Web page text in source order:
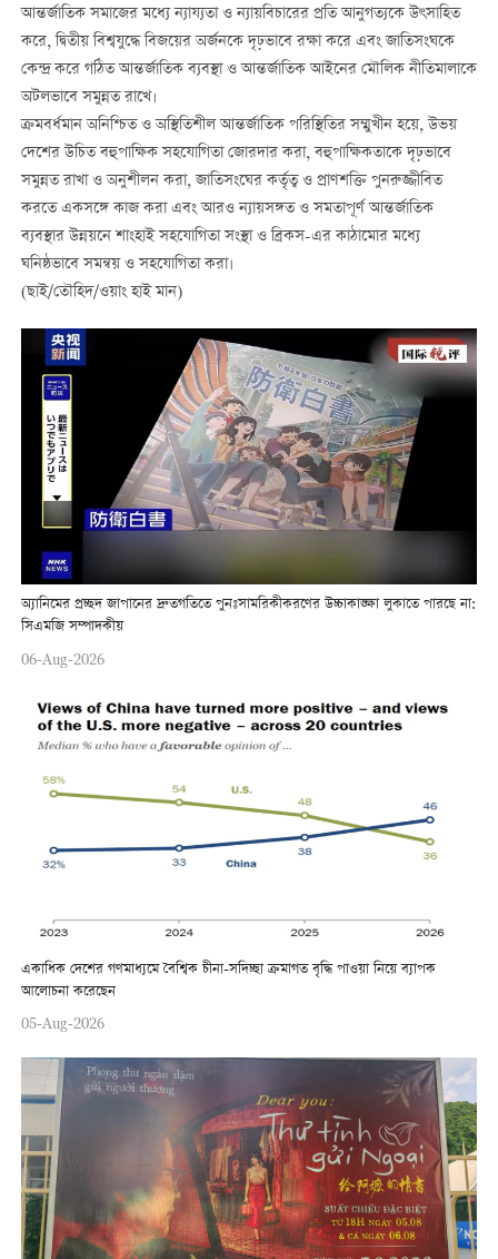
আন্তর্জাতিক সমাজের মধ্যে ন্যায্যতা ও ন্যায়বিচারের প্রতি আনুগত্যকে উৎসাহিত
করে, দ্বিতীয় বিশ্বযুদ্ধে বিজয়ের অর্জনকে দৃঢ়ভাবে রক্ষা করে এবং জাতিসংঘকে
কেন্দ্র করে গঠিত আন্তর্জাতিক ব্যবস্থা ও আন্তর্জাতিক আইনের মৌলিক নীতিমালাকে
অটলভাবে সমুন্নত রাখে।
ক্রমবর্ধমান অনিশ্চিত ও অস্থিতিশীল আন্তর্জাতিক পরিস্থিতির সম্মুখীন হয়ে, উভয়
দেশের উচিত বহুপাক্ষিক সহযোগিতা জোরদার করা, বহুপাক্ষিকতাকে দৃঢ়ভাবে
সমুন্নত রাখা ও অনুশীলন করা, জাতিসংঘের কর্তৃত্ব ও প্রাণশক্তি পুনরুজ্জীবিত
করতে একসঙ্গে কাজ করা এবং আরও ন্যায়সঙ্গত ও সমতাপূর্ণ আন্তর্জাতিক
ব্যবস্থার উন্নয়নে শাংহাই সহযোগিতা সংস্থা ও ব্রিকস-এর কাঠামোর মধ্যে
ঘনিষ্ঠভাবে সমন্বয় ও সহযোগিতা করা।
(ছাই/তৌহিদ/ওয়াং হাই মান)
অ্যানিমের প্রচ্ছদ জাপানের দ্রুতগতিতে পুনঃসামরিকীকরণের উচ্চাকাঙ্ক্ষা লুকাতে পারছে না:
সিএমজি সম্পাদকীয়
06-Aug-2026
একাধিক দেশের গণমাধ্যমে বৈশ্বিক চীনা-সদিচ্ছা ক্রমাগত বৃদ্ধি পাওয়া নিয়ে ব্যাপক
আলোচনা করেছেন
05-Aug-2026